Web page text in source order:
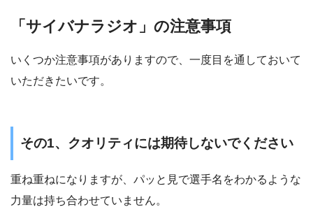
「サイバナラジオ」の注意事項
いくつか注意事項がありますので、一度目を通しておいて
いただきたいです。
その1、クオリティには期待しないでください
重ね重ねになりますが、パッと見で選手名をわかるような
力量は持ち合わせていません。